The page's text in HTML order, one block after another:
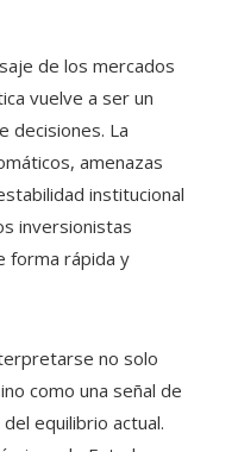
de los mercados
vuelve a ser un
decisiones. La
amenazas
institucional
inversionistas
forma rápida y
no solo
como una señal de
equilibrio actual.